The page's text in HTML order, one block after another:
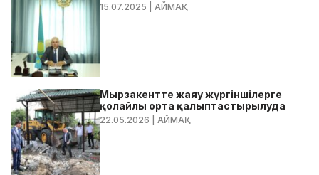
15.07.2025 | АЙМАҚ
Мырзакентте жаяу жүргіншілерге
қолайлы орта қалыптастырылуда
22.05.2026 | АЙМАҚ